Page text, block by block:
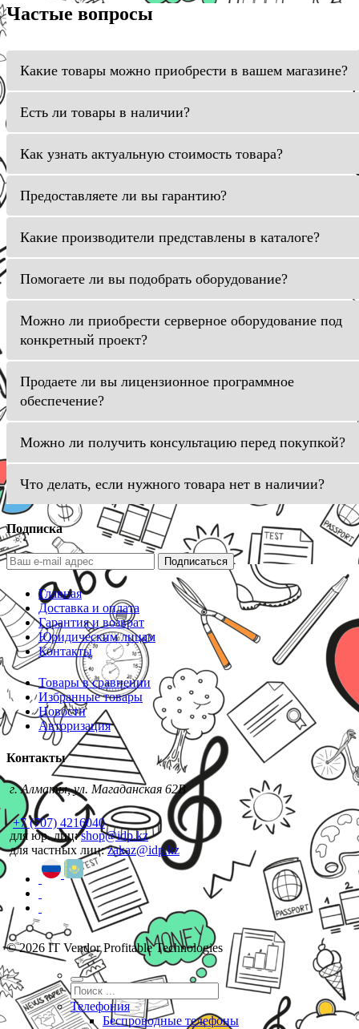
Частые вопросы
Какие товары можно приобрести в вашем магазине?
Есть ли товары в наличии?
Как узнать актуальную стоимость товара?
Предоставляете ли вы гарантию?
Какие производители представлены в каталоге?
Помогаете ли вы подобрать оборудование?
Можно ли приобрести серверное оборудование под
конкретный проект?
Продаете ли вы лицензионное программное
обеспечение?
Можно ли получить консультацию перед покупкой?
Что делать, если нужного товара нет в наличии?
Подписка
Подписаться
Главная
Доставка и оплата
Гарантия и возврат
Юридическим лицам
Контакты
Товары в сравнении
Избранные товары
Новости
Авторизация
Контакты
г. Алматы, ул. Магаданская 62В
+7 (707) 4216040
для юр. лиц:shop@idp.kz
для частных лиц:zakaz@idp.kz
© 2026 IT Vendor Profitable Technologies
Телефония
Беспроводные телефоны